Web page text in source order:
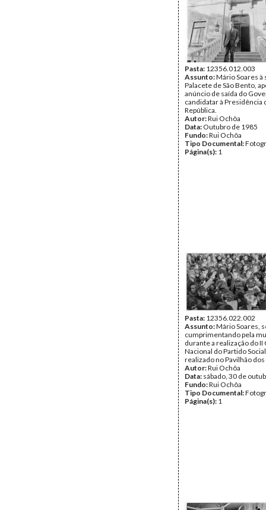
Pasta: 12356.012.003
Assunto:Mário Soares à
Palacete de São Bento,
anúncio de saída do
candidatar à Presidência
República.
Autor:Rui Ochôa
Data: Outubro de 1985
Fundo:Rui Ochôa
Tipo Documental:
Página(s): 1
Pasta: 12356.022.002
Assunto:Mário Soares,
cumprimentando pela
durante a realização do II
Nacional do Partido
realizado no Pavilhão
Autor:Rui Ochôa
Data: sábado, 30 de
Fundo:Rui Ochôa
Tipo Documental:
Página(s): 1